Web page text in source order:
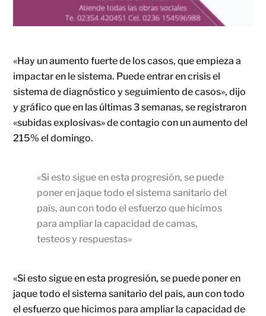
«Hay un aumento fuerte de los casos, que empieza a
impactar en le sistema. Puede entrar en crisis el
sistema de diagnóstico y seguimiento de casos», dijo
y gráfico que en las últimas 3 semanas, se registraron
«subidas explosivas» de contagio con un aumento del
215% el domingo.
«Si esto sigue en esta progresión, se puede
poner en jaque todo el sistema sanitario del
país, aun con todo el esfuerzo que hicimos
para ampliar la capacidad de camas,
testeos y respuestas»
«Si esto sigue en esta progresión, se puede poner en
jaque todo el sistema sanitario del país, aun con todo
el esfuerzo que hicimos para ampliar la capacidad de